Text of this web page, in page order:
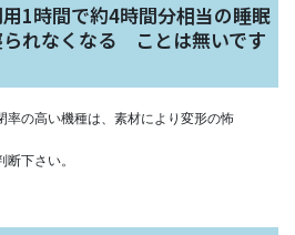
1時間で約4時間分相当の睡眠
られなくなる ことは無いです
率の高い機種は、素材により変形の怖
下さい。